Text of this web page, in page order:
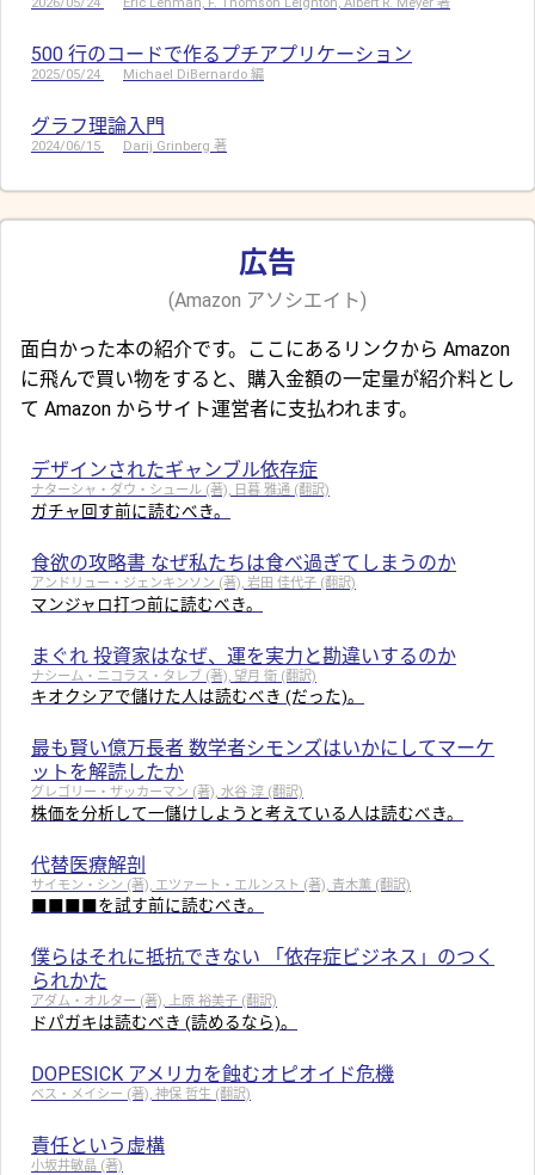
2026/05/24 Eric Lehman, F. Thomson Leighton, Albert R. Meyer 著
500 行のコードで作るプチアプリケーション
2025/05/24 Michael DiBernardo 編
グラフ理論入門
2024/06/15 Darij Grinberg 著
広告
(Amazon アソシエイト)
面白かった本の紹介です。ここにあるリンクから Amazon
に飛んで買い物をすると、購入金額の一定量が紹介料とし
て Amazon からサイト運営者に支払われます。
デザインされたギャンブル依存症
ナターシャ・ダウ・シュール (著), 日暮 雅通 (翻訳)
ガチャ回す前に読むべき。
食欲の攻略書 なぜ私たちは食べ過ぎてしまうのか
アンドリュー・ジェンキンソン (著), 岩田 佳代子 (翻訳)
マンジャロ打つ前に読むべき。
まぐれ 投資家はなぜ、運を実力と勘違いするのか
ナシーム・ニコラス・タレブ (著), 望月 衛 (翻訳)
キオクシアで儲けた人は読むべき (だった)。
最も賢い億万長者 数学者シモンズはいかにしてマーケ
ットを解読したか
グレゴリー・ザッカーマン (著), 水谷 淳 (翻訳)
株価を分析して一儲けしようと考えている人は読むべき。
代替医療解剖
サイモン・シン (著), エツァート・エルンスト (著), 青木薫 (翻訳)
■■■■を試す前に読むべき。
僕らはそれに抵抗できない 「依存症ビジネス」のつく
られかた
アダム・オルター (著), 上原 裕美子 (翻訳)
ドパガキは読むべき (読めるなら)。
DOPESICK アメリカを蝕むオピオイド危機
ベス・メイシー (著), 神保 哲生 (翻訳)
責任という虚構
小坂井敏晶 (著)